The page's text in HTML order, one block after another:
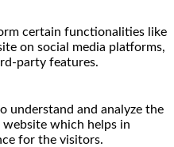
certain functionalities like
on social media platforms,
party features.
understand and analyze the
which helps in
for the visitors.